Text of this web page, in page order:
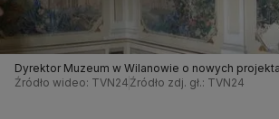
Dyrektor Muzeum w Wilanowie o nowych
Źródło wideo: TVN24 Źródło zdj. gł.: TVN24